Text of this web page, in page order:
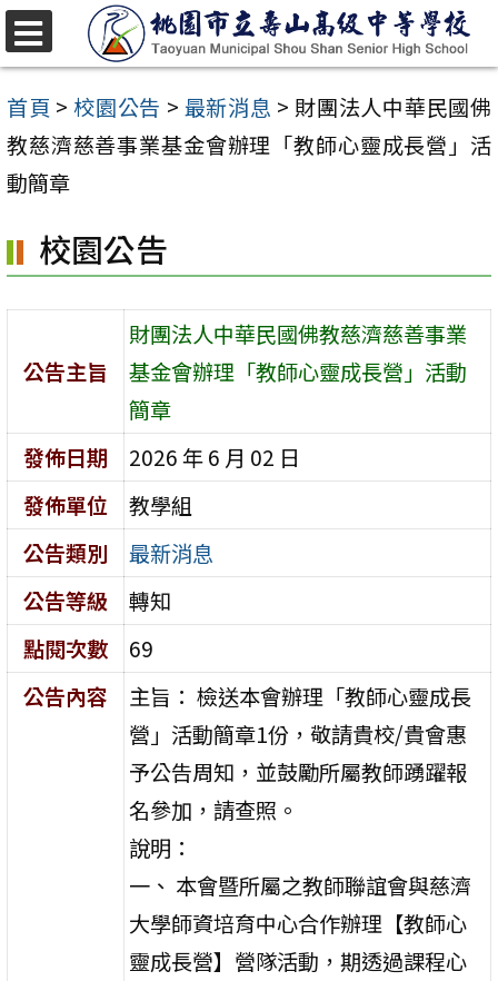
跳
至
主
要
內
區
首頁 > 校園公告 > 最新消息 > 財團法人中華民國佛
教慈濟慈善事業基金會辦理「教師心靈成長營」活
動簡章
校園公告
公告主旨
財團法人中華民國佛教慈濟慈善事業
基金會辦理「教師心靈成長營」活動
簡章
發佈日期
2026 年 6 月 02 日
發佈單位
教學組
公告類別
最新消息
公告等級
轉知
點閱次數
69
公告內容
主旨： 檢送本會辦理「教師心靈成長
營」活動簡章1份，敬請貴校/貴會惠
予公告周知，並鼓勵所屬教師踴躍報
名參加，請查照。
說明：
一、 本會暨所屬之教師聯誼會與慈濟
大學師資培育中心合作辦理【教師心
靈成長營】營隊活動，期透過課程心
選
單